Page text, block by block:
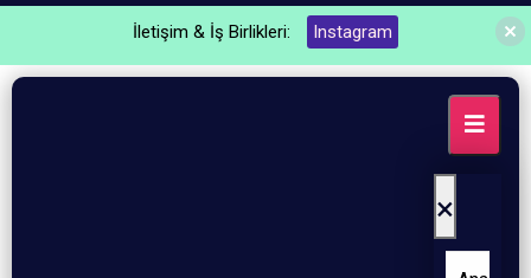
×
İletişim & İş Birlikleri: Instagram